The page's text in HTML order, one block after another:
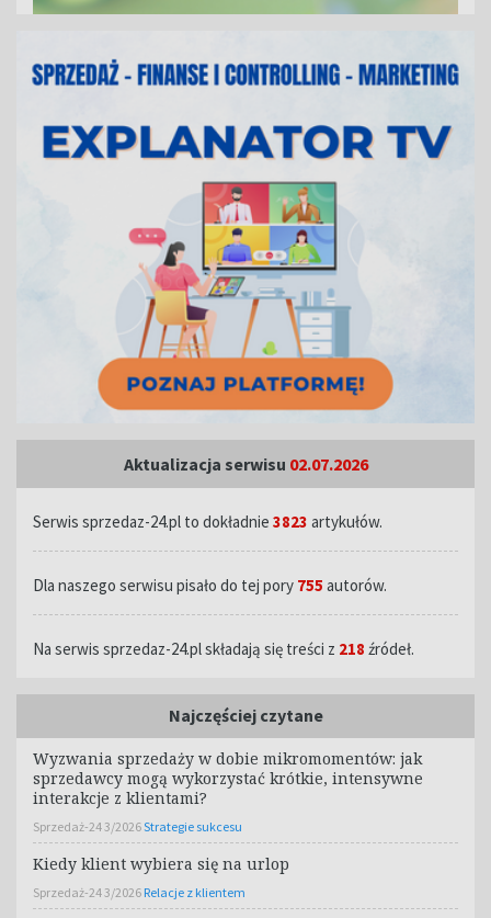
Aktualizacja serwisu 02.07.2026
Serwis sprzedaz-24.pl to dokładnie 3823 artykułów.
Dla naszego serwisu pisało do tej pory 755 autorów.
Na serwis sprzedaz-24.pl składają się treści z 218 źródeł.
Najczęściej czytane
Wyzwania sprzedaży w dobie mikromomentów: jak
sprzedawcy mogą wykorzystać krótkie, intensywne
interakcje z klientami?
Sprzedaż-24 3/2026Strategie sukcesu
Kiedy klient wybiera się na urlop
Sprzedaż-24 3/2026 Relacje z klientem